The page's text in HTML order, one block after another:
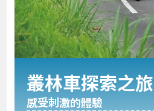
叢林車探索之旅
感受刺激的體驗